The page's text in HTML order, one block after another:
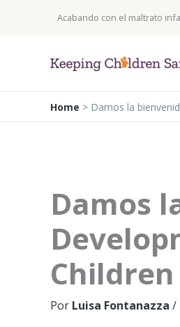
Acabando con el maltrato
Home > Damos la
Damos
Children
Por Luisa Fontanazza /